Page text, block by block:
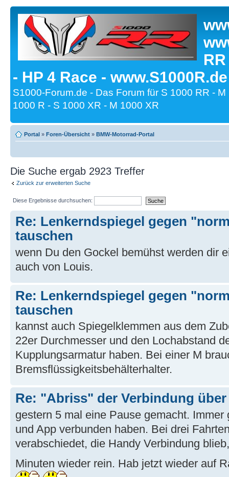
- HP 4 Race -
S1000-Forum.de - Das Forum für S 1000 RR -
1000 R - S 1000 XR - M 1000 XR
Portal » Foren-Übersicht » BMW-Motorrad-Portal
Die Suche ergab 2923 Treffer
Zurück zur erweiterten Suche
Diese Ergebnisse durchsuchen:
Re: Lenkerndspiegel gegen
tauschen
wenn Du den Gockel bemühst werden dir
auch von Louis.
Re: Lenkerndspiegel gegen
tauschen
kannst auch Spiegelklemmen aus dem
22er Durchmesser und den Lochabstand
Kupplungsarmatur haben. Bei einer M
Bremsflüssigkeitsbehälterhalter.
Re: "Abriss" der Verbindung
gestern 5 mal eine Pause gemacht.
und App verbunden haben. Bei drei
verabschiedet, die Handy Verbindung
Minuten wieder rein. Hab jetzt wieder auf